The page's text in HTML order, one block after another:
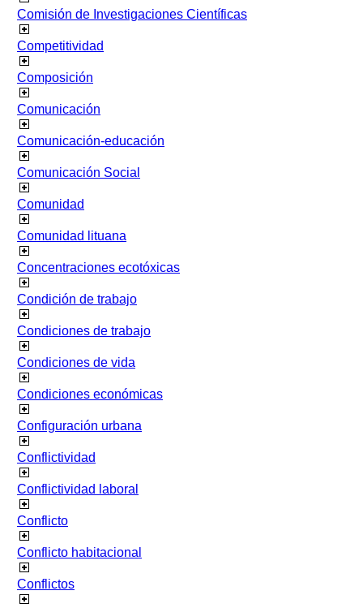
Comisión de Investigaciones Científicas
Competitividad
Composición
Comunicación
Comunicación-educación
Comunicación Social
Comunidad
Comunidad lituana
Concentraciones ecotóxicas
Condición de trabajo
Condiciones de trabajo
Condiciones de vida
Condiciones económicas
Configuración urbana
Conflictividad
Conflictividad laboral
Conflicto
Conflicto habitacional
Conflictos